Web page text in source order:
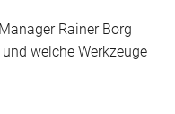
Rainer Borg
welche Werkzeuge